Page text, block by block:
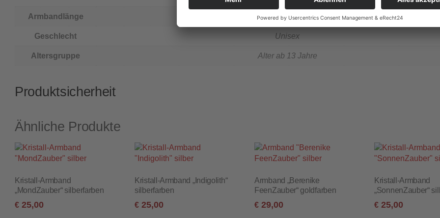
Armbandlänge ca. 18cm+5cm
Geschlecht Unisex
Altersgruppe Alter ab 13 Jahre
Produktsicherheit
Ähnliche Produkte
Kristall-Armband
„MondZauber“ silberfarben
€ 25,00
Kristall-Armband „Indigolith“
silberfarben
€ 25,00
Armband „Berenike
FeenZauber“ goldfarben
€ 29,00
Kristall-Armband
„SonnenZauber“
€ 25,00